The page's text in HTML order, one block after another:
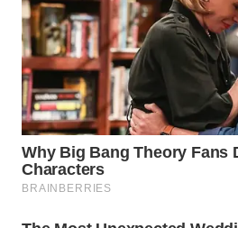
agachamento precisa
O corpo costuma avisar
na
execuçãodo
durante ou após o treino,
lombar e sensação de
sinais claros de que algum
corretaprecisa ser revisto.
amplitude, diminuir a carga ou